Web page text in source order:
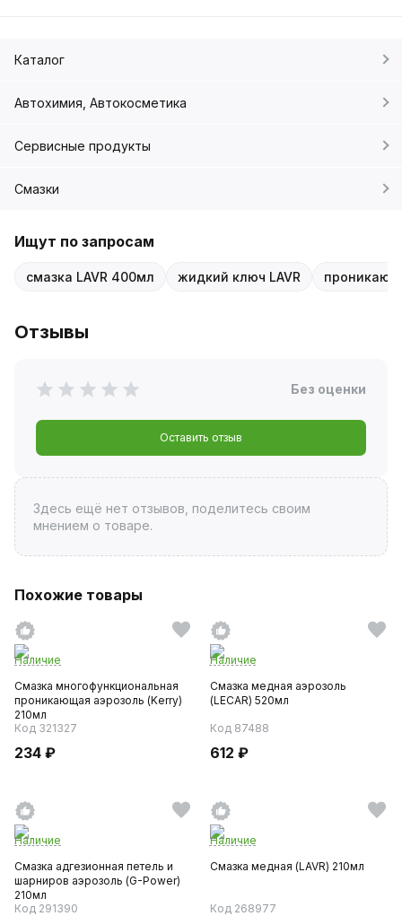
Каталог
Автохимия, Автокосметика
Сервисные продукты
Смазки
Ищут по запросам
смазка LAVR 400мл жидкий ключ LAVR
Отзывы
Без оценки
Оставить отзыв
Здесь ещё нет отзывов, поделитесь своим
мнением о товаре.
Похожие товары
Наличие
Смазка многофункциональная
проникающая аэрозоль (Kerry)
210мл
Код 321327
234 ₽
Наличие
Смазка медная аэрозоль
(LECAR) 520мл
Код 87488
612 ₽
Наличие
Смазка адгезионная петель и
шарниров аэрозоль (G-Power)
210мл
Код 291390
Наличие
Смазка медная (LAVR) 210мл
Код 268977